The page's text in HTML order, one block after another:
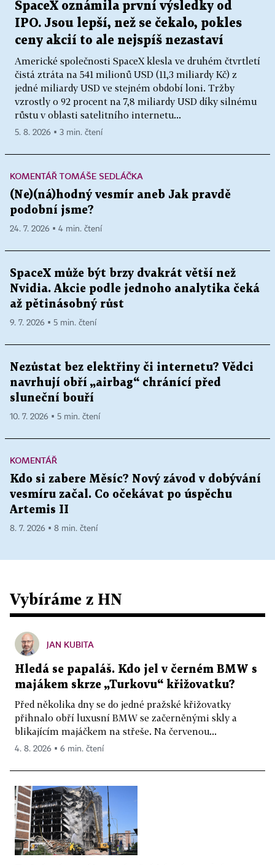
SpaceX oznámila první výsledky od
IPO. Jsou lepší, než se čekalo, pokles
ceny akcií to ale nejspíš nezastaví
Americké společnosti SpaceX klesla ve druhém čtvrtletí
čistá ztráta na 541 milionů USD (11,3 miliardy Kč) z
jedné miliardy USD ve stejném období loni. Tržby
vzrostly o 92 procent na 7,8 miliardy USD díky silnému
růstu v oblasti satelitního internetu...
5. 8. 2026 ▪ 3 min. čtení
KOMENTÁŘ TOMÁŠE SEDLÁČKA
(Ne)(ná)hodný vesmír aneb Jak pravdě
podobní jsme?
24. 7. 2026 ▪ 4 min. čtení
SpaceX může být brzy dvakrát větší než
Nvidia. Akcie podle jednoho analytika čeká
až pětinásobný růst
9. 7. 2026 ▪ 5 min. čtení
Nezůstat bez elektřiny či internetu? Vědci
navrhují obří „airbag“ chránící před
sluneční bouří
10. 7. 2026 ▪ 5 min. čtení
KOMENTÁŘ
Kdo si zabere Měsíc? Nový závod v dobývání
vesmíru začal. Co očekávat po úspěchu
Artemis II
8. 7. 2026 ▪ 8 min. čtení
Vybíráme z HN
JAN KUBITA
Hledá se papaláš. Kdo jel v černém BMW s
majákem skrze „Turkovu“ křižovatku?
Před několika dny se do jedné pražské křižovatky
přihnalo obří luxusní BMW se začerněnými skly a
blikajícím majáčkem na střeše. Na červenou...
4. 8. 2026 ▪ 6 min. čtení